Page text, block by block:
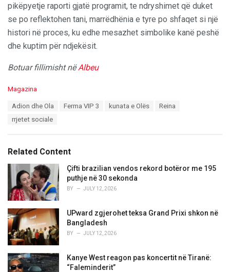
pikëpyetje raporti gjatë programit, te ndryshimet që duket
se po reflektohen tani, marrëdhënia e tyre po shfaqet si një
histori në proces, ku edhe mesazhet simbolike kanë peshë
dhe kuptim për ndjekësit.
Botuar fillimisht nëAlbeu
C
i
e
s
Magazina
Adion dhe Ola Ferma VIP 3 kunata e Olës
Reina
rrjetet sociale
Related Content
Çifti brazilian vendos rekord botëror me 195
puthje në 30 sekonda
BY JULY 12, 2026
UPward zgjerohet teksa Grand Prixi shkon në
Bangladesh
BY JULY 12, 2026
Kanye West reagon pas koncertit në Tiranë:
“Faleminderit”